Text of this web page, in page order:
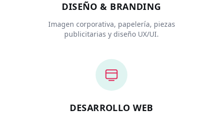
DISEÑO & BRANDING
Imagen corporativa, papelería, piezas
publicitarias y diseño UX/UI.
DESARROLLO WEB